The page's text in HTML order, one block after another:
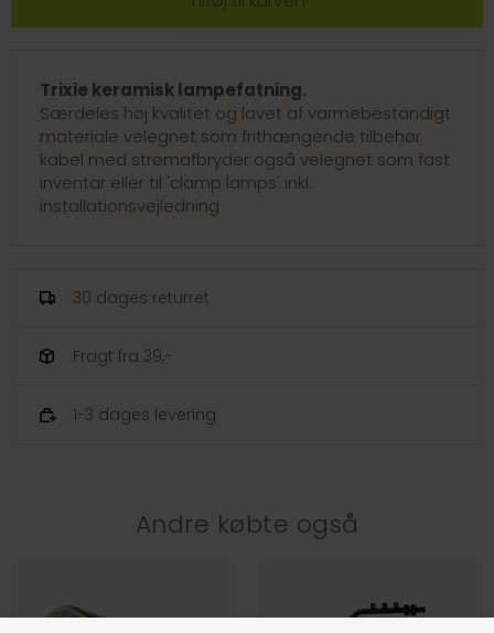
Trixie keramisk lampefatning.
Særdeles høj kvalitet og lavet af varmebestandigt
materiale velegnet som frithængende tilbehør
kabel med strømafbryder også velegnet som fast
inventar eller til 'clamp lamps' inkl.
installationsvejledning
30 dages returret
Fragt fra 39,-
1-3 dages levering
Andre købte også